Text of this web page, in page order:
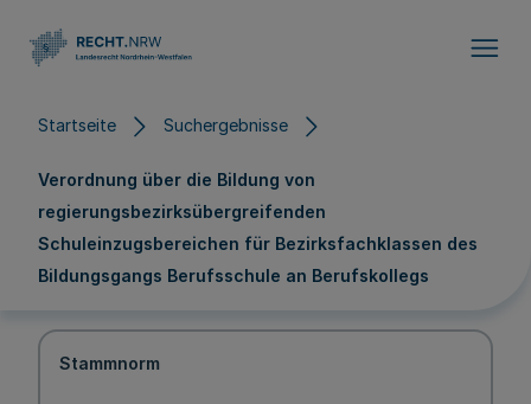
Startseite Suchergebnisse
Verordnung über die Bildung von
regierungsbezirksübergreifenden
Schuleinzugsbereichen für Bezirksfachklassen des
Bildungsgangs Berufsschule an Berufskollegs
Stammnorm